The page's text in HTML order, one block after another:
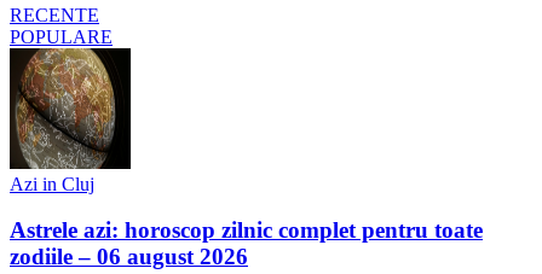
RECENTE
POPULARE
Azi in Cluj
Astrele azi: horoscop zilnic complet pentru toate
zodiile – 06 august 2026